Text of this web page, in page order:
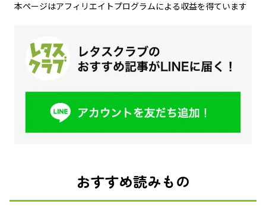
本ページはアフィリエイトプログラムによる収益を得ています
おすすめ読みもの